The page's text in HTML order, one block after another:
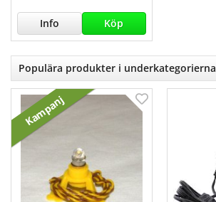
Info Köp
Populära produkter i underkategorierna
Kampanj